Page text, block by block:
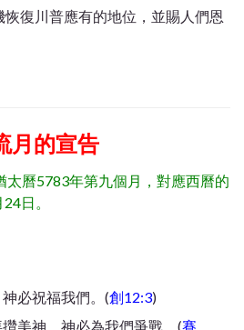
復川普應有的地位，並賜人們恩
月的宣告
曆5783年第九個月，對應西曆的
日。
必祝福我們。(創12:3)
美神，神必為我們爭戰。(賽